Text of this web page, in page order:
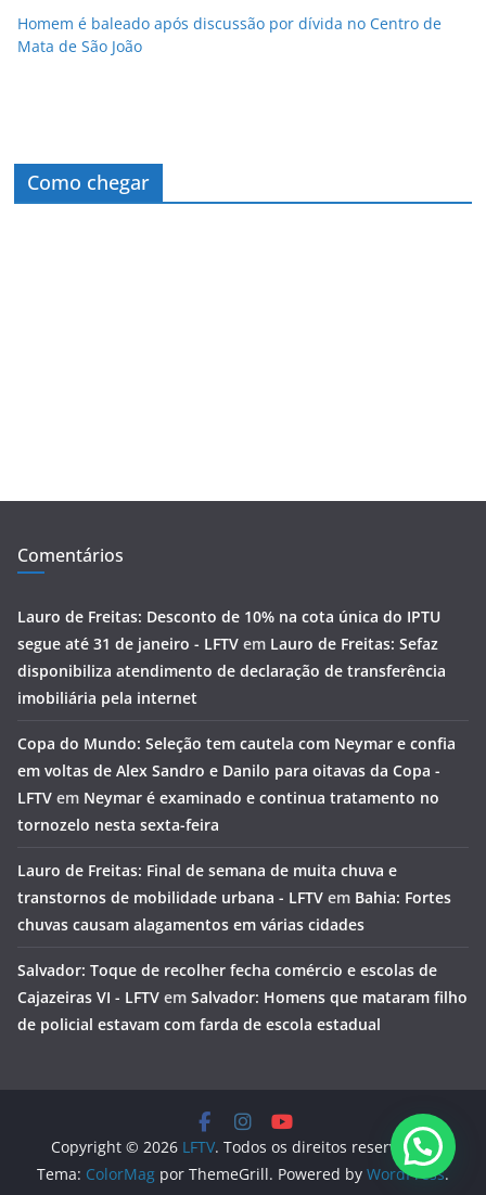
Homem é baleado após discussão por dívida no Centro de
Mata de São João
Como chegar
Comentários
Lauro de Freitas: Desconto de 10% na cota única do IPTU
segue até 31 de janeiro - LFTV em Lauro de Freitas: Sefaz
disponibiliza atendimento de declaração de transferência
imobiliária pela internet
Copa do Mundo: Seleção tem cautela com Neymar e confia
em voltas de Alex Sandro e Danilo para oitavas da Copa -
LFTV em Neymar é examinado e continua tratamento no
tornozelo nesta sexta-feira
Lauro de Freitas: Final de semana de muita chuva e
transtornos de mobilidade urbana - LFTV em Bahia: Fortes
chuvas causam alagamentos em várias cidades
Salvador: Toque de recolher fecha comércio e escolas de
Cajazeiras VI - LFTV em Salvador: Homens que mataram filho
de policial estavam com farda de escola estadual
Copyright © 2026 LFTV. Todos os direitos reservados.
Tema: ColorMag por ThemeGrill. Powered by WordPress.